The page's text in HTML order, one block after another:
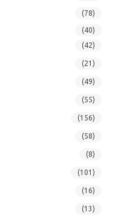
(78)
(40)
(42)
(21)
(49)
(55)
(156)
(58)
(8)
(101)
(16)
(13)